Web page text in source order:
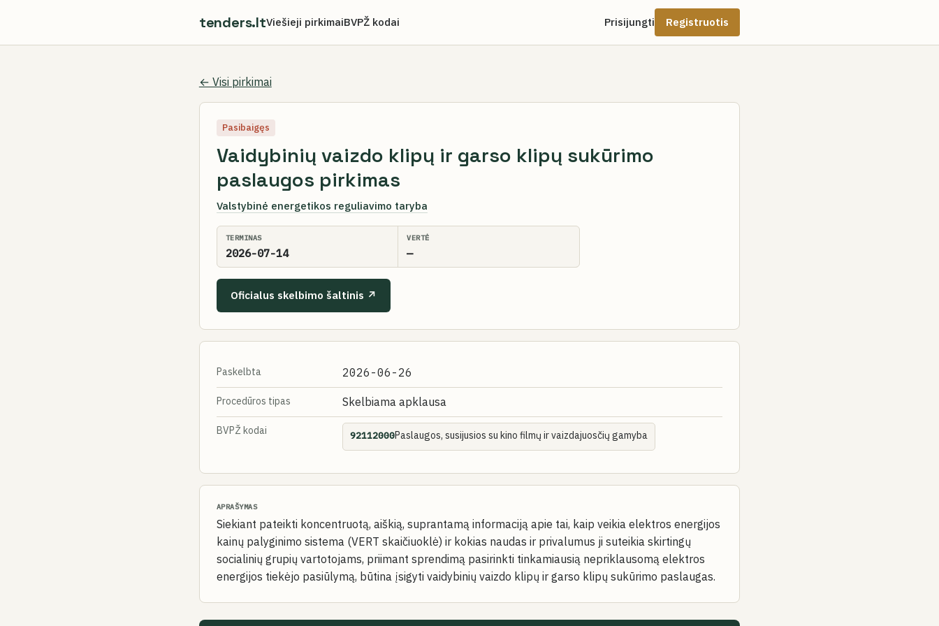
tenders.lt Registruotis
Viešieji pirkimaiBVPŽ kodai Prisijungti
← Visi pirkimai
Pasibaigęs
Vaidybinių vaizdo klipų ir garso klipų sukūrimo
paslaugos pirkimas
Valstybinė energetikos reguliavimo taryba
TERMINAS
2026-07-14
VERTĖ
—
Oficialus skelbimo šaltinis ↗
Paskelbta 2026-06-26
Procedūros tipas Skelbiama apklausa
BVPŽ kodai 92112000Paslaugos, susijusios su kino filmų ir vaizdajuosčių gamyba
APRAŠYMAS
Siekiant pateikti koncentruotą, aiškią, suprantamą informaciją apie tai, kaip veikia elektros energijos
kainų palyginimo sistema (VERT skaičiuoklė) ir kokias naudas ir privalumus ji suteikia skirtingų
socialinių grupių vartotojams, priimant sprendimą pasirinkti tinkamiausią nepriklausomą elektros
energijos tiekėjo pasiūlymą, būtina įsigyti vaidybinių vaizdo klipų ir garso klipų sukūrimo paslaugas.